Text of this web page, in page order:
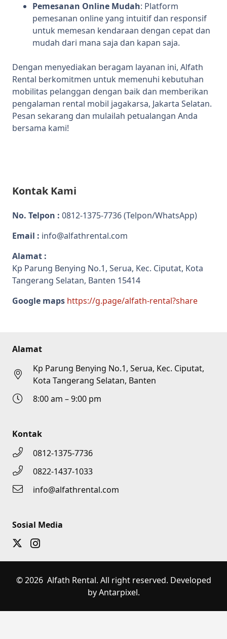
Pemesanan Online Mudah: Platform
pemesanan online yang intuitif dan responsif
untuk memesan kendaraan dengan cepat dan
mudah dari mana saja dan kapan saja.
Dengan menyediakan beragam layanan ini, Alfath
Rental berkomitmen untuk memenuhi kebutuhan
mobilitas pelanggan dengan baik dan memberikan
pengalaman rental mobil jagakarsa, Jakarta Selatan.
Pesan sekarang dan mulailah petualangan Anda
bersama kami!
Kontak Kami
No. Telpon : 0812-1375-7736(Telpon/WhatsApp)
Email : info@alfathrental.com
Alamat :
Kp Parung Benying No.1, Serua, Kec. Ciputat, Kota
Tangerang Selatan, Banten 15414
Google maps https://g.page/alfath-rental?share
Alamat
Kp Parung Benying No.1, Serua, Kec. Ciputat,
Kota Tangerang Selatan, Banten
8:00 am – 9:00 pm
Kontak
0812-1375-7736
0822-1437-1033
info@alfathrental.com
Sosial Media
© 2026 Alfath Rental. All right reserved. Developed
by Antarpixel.